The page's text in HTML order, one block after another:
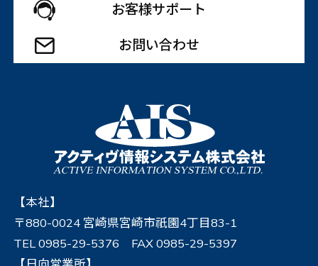
【本社】
〒880-0024 宮崎県宮崎市祇園4丁目83-1
TEL 0985-29-5376 FAX 0985-29-5397
お客様サポート
お問い合わせ